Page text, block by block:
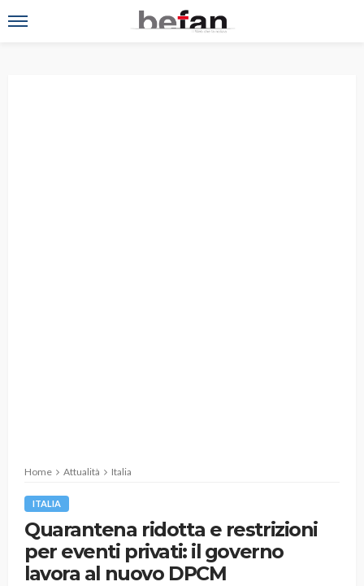
Home Attualità Italia
ITALIA
Quarantena ridotta e restrizioni
per eventi privati: il governo
lavora al nuovo DPCM